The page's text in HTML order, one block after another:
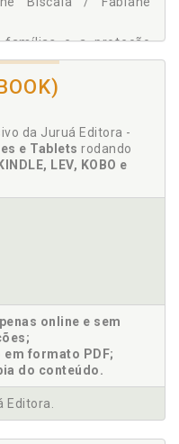
e a proteção
/ Glaucia Mayara
das práticas
envolvendo
de adequação da
/ José Henrique
e fragilidade
e fragilidade dos
Suzane Biscaia /
155
das técnicas de
conflitos familiares.
Machado Pereira
da Juruá Editora -
e Tablets rodando
LEV, KOBO e
online e sem
formato PDF;
do conteúdo.
Editora.